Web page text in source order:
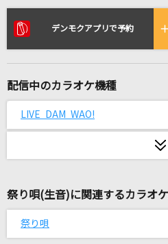
リアルタイムで歌わ
人誑し / ひとたらし
[生音]ふられ気分で
TOM・CAT
ヨルシカ
白日
デンモクアプリで予約
配信中のカラオケ機種
LIVE DAM WAO!
祭り唄(生音)に関連するカラオ
祭り唄